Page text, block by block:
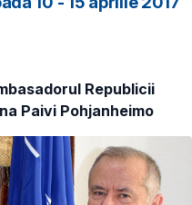
Republicii
Paivi Pohjanheimo